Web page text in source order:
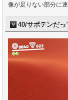
像が足りない部分に連
40/サボテンだっ